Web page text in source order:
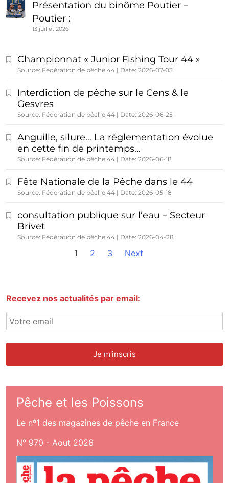
Présentation du binôme Poutier –
Poutier :
13 juillet 2026
Championnat « Junior Fishing Tour 44 »
Source: Fédération de pêche 44 Date: 2026-07-03
Interdiction de pêche sur le Cens & le
Gesvres
Source: Fédération de pêche 44 Date: 2026-06-25
Anguille, silure… La réglementation évolue
en cette fin de printemps…
Source: Fédération de pêche 44 Date: 2026-06-18
Fête Nationale de la Pêche dans le 44
Source: Fédération de pêche 44 Date: 2026-05-18
consultation publique sur l’eau – Secteur
Brivet
Source: Fédération de pêche 44 Date: 2026-04-28
1 2 3 Next
Recevez nos actualités par email:
Pêche et les Poissons
Le nº1 des magazines de pêche en France
N° 970 - Aout 2026